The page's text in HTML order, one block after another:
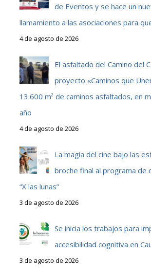
de Eventos y se hace un
llamamiento a las asociaciones para
4 de agosto de 2026
El asfaltado del Camino del
proyecto «Caminos que
13.600 m² de caminos asfaltados, en
año
4 de agosto de 2026
La magia del cine bajo las
broche final al programa de
“X las lunas”
3 de agosto de 2026
Se inicia los trabajos para
accesibilidad cognitiva en
3 de agosto de 2026